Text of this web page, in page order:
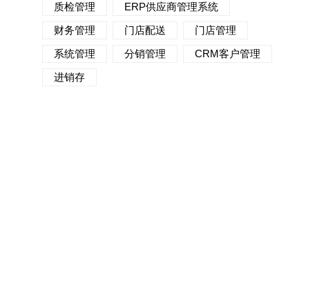
质检管理
ERP供应商管理系统
财务管理
门店配送
门店管理
系统管理
分销管理
CRM客户管理
进销存